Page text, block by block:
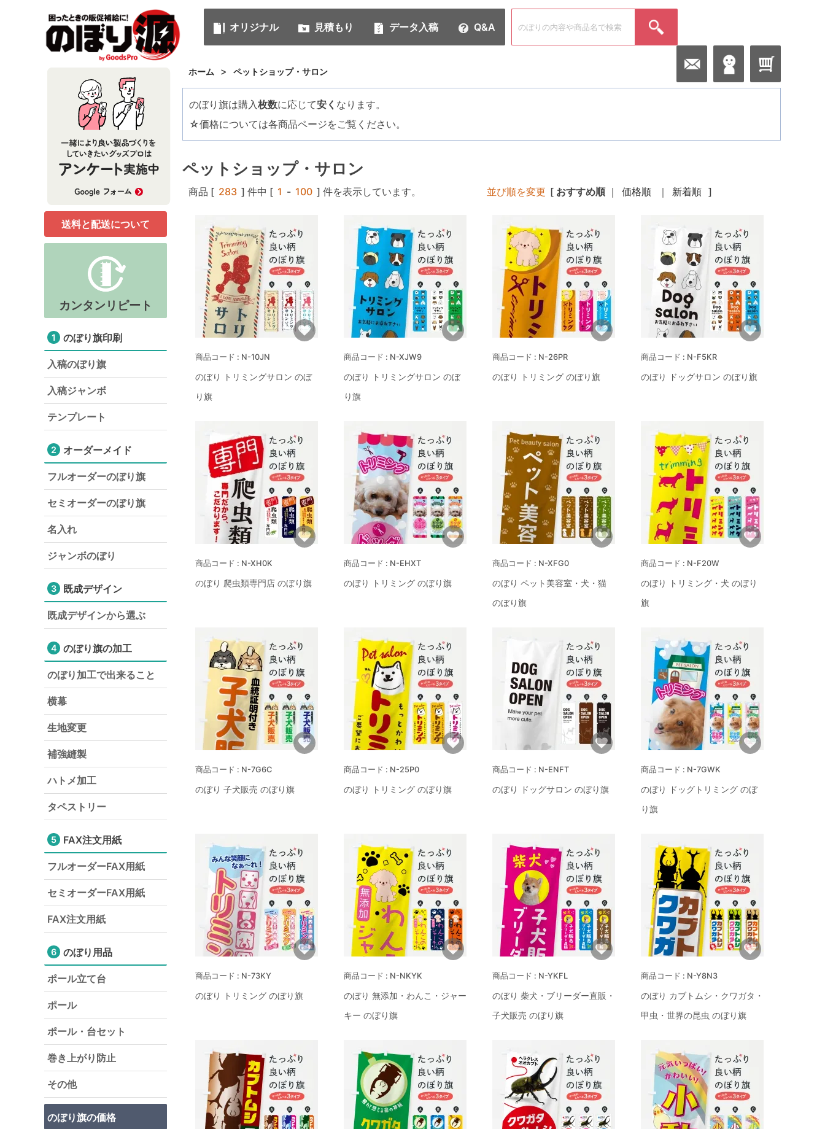
オリジナル 見積もり データ入稿 Q&A
ホーム > ペットショップ・サロン
のぼり旗は購入枚数に応じて安く なります。
☆価格については各商品ページをご覧ください。
ペットショップ・サロン
商品 [ 283 ] 件中 [ 1 - 100 ] 件を表示しています。 並び順を変更 [ おすすめ順｜ 価格順 ｜ 新着順 ]
N-10JN
のぼり トリミングサロン のぼ
り旗
N-XJW9
のぼり トリミングサロン のぼ
り旗
N-26PR
のぼり トリミング のぼり旗
N-F5KR
のぼり ドッグサロン のぼり旗
N-XH0K
のぼり 爬虫類専門店 のぼり旗
N-EHXT
のぼり トリミング のぼり旗
N-XFG0
のぼり ペット美容室・犬・猫
のぼり旗
N-F20W
のぼり トリミング・犬 のぼり
旗
N-7G6C
のぼり 子犬販売 のぼり旗
N-25P0
のぼり トリミング のぼり旗
N-ENFT
のぼり ドッグサロン のぼり旗
N-7GWK
のぼり ドッグトリミング のぼ
り旗
N-73KY
のぼり トリミング のぼり旗
N-NKYK
のぼり 無添加・わんこ・ジャー
キー のぼり旗
N-YKFL
のぼり 柴犬・ブリーダー直販・
子犬販売 のぼり旗
N-Y8N3
のぼり カブトムシ・クワガタ・
甲虫・世界の昆虫 のぼり旗
送料と配送について
カンタンリピート
1 のぼり旗印刷
入稿のぼり旗
入稿ジャンボ
テンプレート
2 オーダーメイド
フルオーダーのぼり旗
セミオーダーのぼり旗
名入れ
ジャンボのぼり
3 既成デザイン
既成デザインから選ぶ
4 のぼり旗の加工
のぼり加工で出来ること
横幕
生地変更
補強縫製
ハトメ加工
タペストリー
5 FAX注文用紙
フルオーダーFAX用紙
セミオーダーFAX用紙
FAX注文用紙
6 のぼり用品
ポール立て台
ポール
ポール・台セット
巻き上がり防止
その他
のぼり旗の価格